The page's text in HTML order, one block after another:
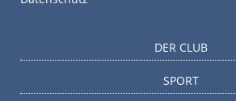
DER CLUB
SPORT